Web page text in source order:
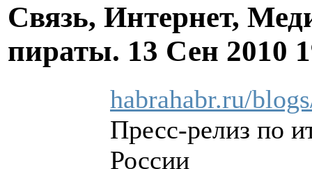
Связь, Интернет,
пираты. 13 Сен 2010
habrahabr.ru/
Пресс-релиз по
России